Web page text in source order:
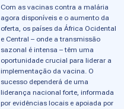
Com as vacinas contra a malária
agora disponíveis e o aumento da
oferta, os países da África Ocidental
e Central – onde a transmissão
sazonal é intensa – têm uma
oportunidade crucial para liderar a
implementação da vacina. O
sucesso dependerá de uma
liderança nacional forte, informada
por evidências locais e apoiada por